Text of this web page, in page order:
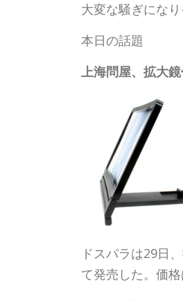
大変な騒ぎになり
本日の話題
上海問屋、拡大
ドスパラは29日
て発売した。価格